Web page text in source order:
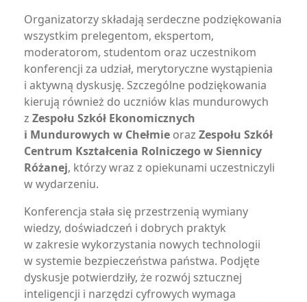
Organizatorzy składają serdeczne podziękowania
wszystkim prelegentom, ekspertom,
moderatorom, studentom oraz uczestnikom
konferencji za udział, merytoryczne wystąpienia
i aktywną dyskusję. Szczególne podziękowania
kierują również do uczniów klas mundurowych
z Zespołu Szkół Ekonomicznych
i Mundurowych w Chełmie oraz Zespołu Szkół
Centrum Kształcenia Rolniczego w Siennicy
Różanej, którzy wraz z opiekunami uczestniczyli
w wydarzeniu.
Konferencja stała się przestrzenią wymiany
wiedzy, doświadczeń i dobrych praktyk
w zakresie wykorzystania nowych technologii
w systemie bezpieczeństwa państwa. Podjęte
dyskusje potwierdziły, że rozwój sztucznej
inteligencji i narzędzi cyfrowych wymaga